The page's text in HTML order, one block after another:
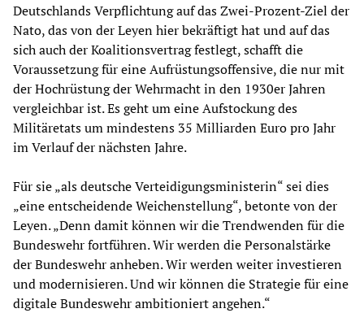
Deutschlands Verpflichtung auf das Zwei-Prozent-Ziel der
Nato, das von der Leyen hier bekräftigt hat und auf das
sich auch der Koalitionsvertrag festlegt, schafft die
Voraussetzung für eine Aufrüstungsoffensive, die nur mit
der Hochrüstung der Wehrmacht in den 1930er Jahren
vergleichbar ist. Es geht um eine Aufstockung des
Militäretats um mindestens 35 Milliarden Euro pro Jahr
im Verlauf der nächsten Jahre.
Für sie „als deutsche Verteidigungsministerin“ sei dies
„eine entscheidende Weichenstellung“, betonte von der
Leyen. „Denn damit können wir die Trendwenden für die
Bundeswehr fortführen. Wir werden die Personalstärke
der Bundeswehr anheben. Wir werden weiter investieren
und modernisieren. Und wir können die Strategie für eine
digitale Bundeswehr ambitioniert angehen.“